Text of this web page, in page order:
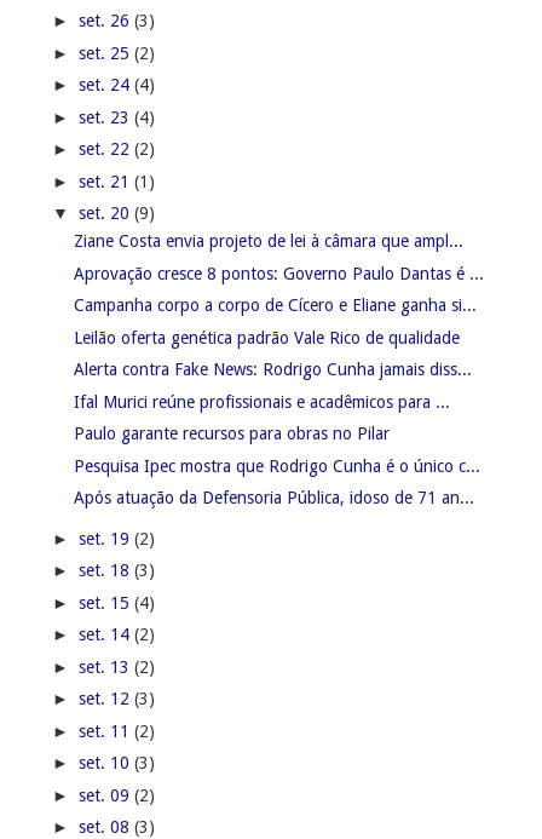
► set. 26 (3)
► set. 25 (2)
► set. 24 (4)
► set. 23 (4)
► set. 22 (2)
► set. 21 (1)
▼ set. 20 (9)
Ziane Costa envia projeto de lei à câmara que ampl...
Aprovação cresce 8 pontos: Governo Paulo Dantas é ...
Campanha corpo a corpo de Cícero e Eliane ganha si...
Leilão oferta genética padrão Vale Rico de qualidade
Alerta contra Fake News: Rodrigo Cunha jamais diss...
Ifal Murici reúne profissionais e acadêmicos para ...
Paulo garante recursos para obras no Pilar
Pesquisa Ipec mostra que Rodrigo Cunha é o único c...
Após atuação da Defensoria Pública, idoso de 71 an...
► set. 19 (2)
► set. 18 (3)
► set. 15 (4)
► set. 14 (2)
► set. 13 (2)
► set. 12 (3)
► set. 11 (2)
► set. 10 (3)
► set. 09 (2)
► set. 08 (3)